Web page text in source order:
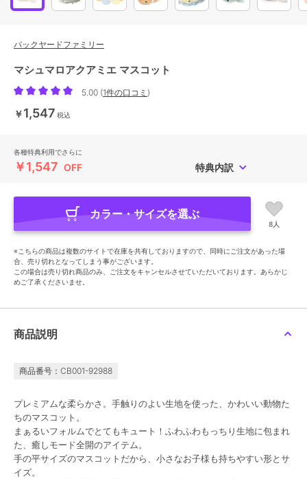
バックヤードファミリー
マシュマロアクアミエ マスコット
5.00 (1件の口コミ )
￥1,547 税込
各種特典利用でさらに
￥1,547 OFF 特典内訳
カラー・サイズを選ぶ
8人
※こちらの商品は複数のサイトで在庫を共有しておりますので、同時にご注文があった場
合、売り切れとなってしまう事がございます。
この場合は売り切れ商品のみ、ご注文をキャンセルさせていただいております。あらかじ
めご了承くださいませ。
商品説明
商品番号：CB001-92988
プレミアムな柔らかさ。手触りのよい生地を使った、かわいい動物た
ちのマスコット。
まぁるいフォルムでとてもキュート！ふわふわもっちり生地に包まれ
た、癒しモード全開のアイテム。
手の平サイズのマスコットだから、小さなお子様も持ちやすい形とサ
イズ。